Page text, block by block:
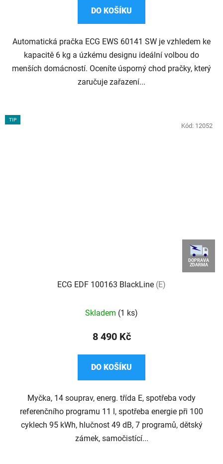
DO KOŠÍKU
Automatická pračka ECG EWS 60141 SW je vzhledem ke
kapacitě 6 kg a úzkému designu ideální volbou do
menších domácností. Oceníte úsporný chod pračky, který
zaručuje zařazení...
TIP
DOPRAVA
ZDARMA
ECG EDF 100163 BlackLine (E)
Skladem (1 ks)
8 490 Kč
DO KOŠÍKU
Myčka, 14 souprav, energ. třída E, spotřeba vody
referenčního programu 11 l, spotřeba energie při 100
cyklech 95 kWh, hlučnost 49 dB, 7 programů, dětský
zámek, samočistící...
Kód: 12052